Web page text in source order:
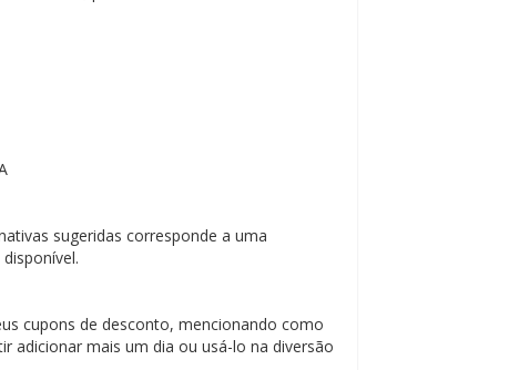
sugeridas corresponde a uma
cupons de desconto, mencionando como
adicionar mais um dia ou usá-lo na diversão